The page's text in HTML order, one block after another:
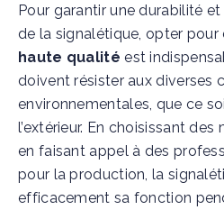
Pour garantir une durabilité
de la signalétique, opter pour
haute qualité est
doivent résister aux diverses
environnementales, que ce
l’extérieur. En choisissant
en faisant appel à des
pour la production, la
efficacement sa fonction